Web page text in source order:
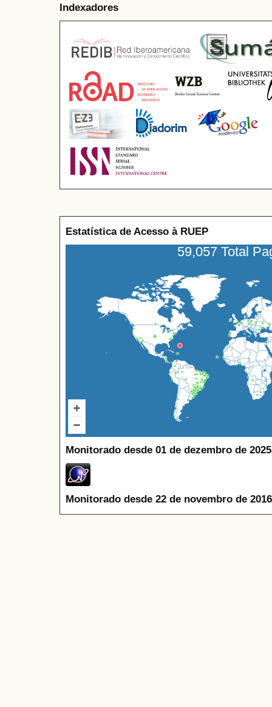
Indexadores
Estatística de Acesso à RUEP
59,057 Total
Monitorado desde 01 de dezembro de
Monitorado desde 22 de novembro de